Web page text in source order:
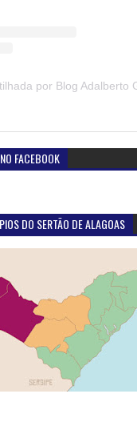
FACEBOOK
DO SERTÃO DE ALAGOAS